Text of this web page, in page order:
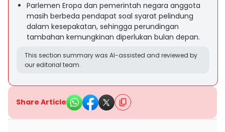
Parlemen Eropa dan pemerintah negara anggota
masih berbeda pendapat soal syarat pelindung
dalam kesepakatan, sehingga perundingan
tambahan kemungkinan diperlukan bulan depan.
This section summary was AI-assisted and reviewed by
our editorial team.
Share Article